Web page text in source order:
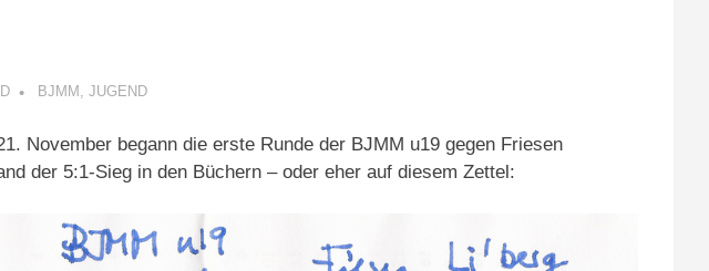
BJMM ,JUGEND
November begann die erste Runde der BJMM u19 gegen Friesen
der 5:1-Sieg in den Büchern – oder eher auf diesem Zettel: